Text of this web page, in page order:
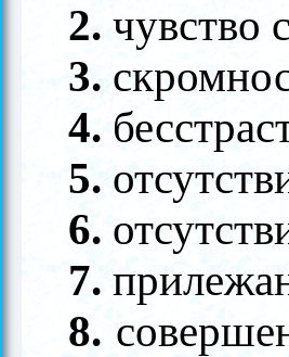
2. чувство
3.
4.
5.
6.
7.
8.